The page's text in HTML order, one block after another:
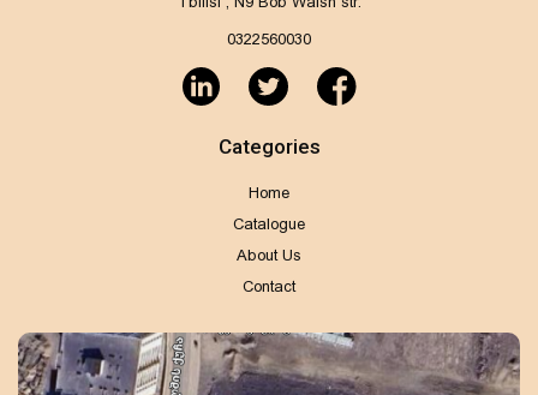
0322560030
Categories
Home
Catalogue
About Us
Contact